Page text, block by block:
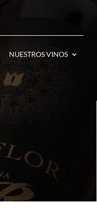
NUESTROS VINOS